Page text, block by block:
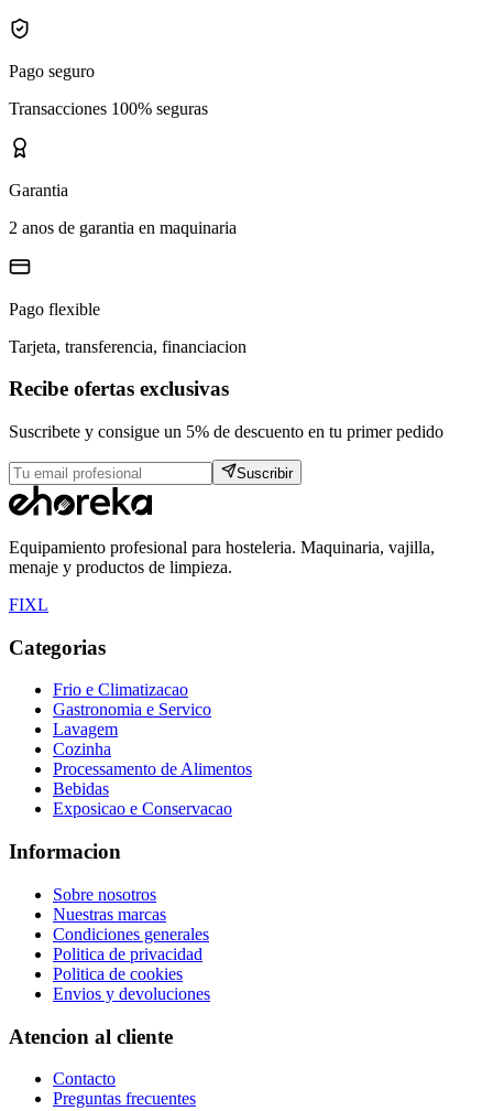
Pago seguro
Transacciones 100% seguras
Garantia
2 anos de garantia en maquinaria
Pago flexible
Tarjeta, transferencia, financiacion
Recibe ofertas exclusivas
Suscribete y consigue un 5% de descuento en tu primer pedido
Suscribir
Equipamiento profesional para hosteleria. Maquinaria, vajilla,
menaje y productos de limpieza.
FIXL
Categorias
Frio e Climatizacao
Gastronomia e Servico
Lavagem
Cozinha
Processamento de Alimentos
Bebidas
Exposicao e Conservacao
Informacion
Sobre nosotros
Nuestras marcas
Condiciones generales
Politica de privacidad
Politica de cookies
Envios y devoluciones
Atencion al cliente
Contacto
Preguntas frecuentes